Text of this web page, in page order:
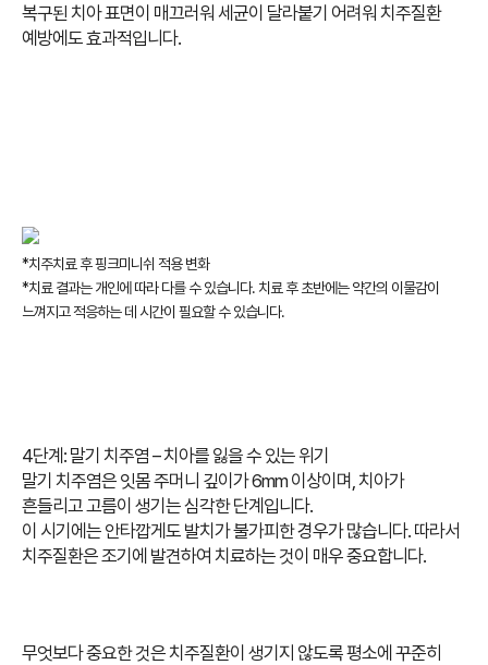
복구된 치아 표면이 매끄러워 세균이 달라붙기 어려워 치주질환
예방에도 효과적입니다.
*치주치료 후 핑크미니쉬 적용 변화
*치료 결과는 개인에 따라 다를 수 있습니다. 치료 후 초반에는 약간의 이물감이
느껴지고 적응하는 데 시간이 필요할 수 있습니다.
4단계: 말기 치주염 – 치아를 잃을 수 있는 위기
말기 치주염은 잇몸 주머니 깊이가 6mm 이상이며, 치아가
흔들리고 고름이 생기는 심각한 단계입니다.
이 시기에는 안타깝게도 발치가 불가피한 경우가 많습니다. 따라서
치주질환은 조기에 발견하여 치료하는 것이 매우 중요합니다.
무엇보다 중요한 것은 치주질환이 생기지 않도록 평소에 꾸준히